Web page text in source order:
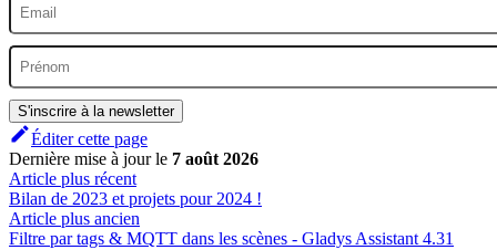
S'inscrire à la newsletter
Éditer cette page
Dernière mise à jourle 7 août 2026
Article plus récent
Bilan de 2023 et projets pour 2024 !
Article plus ancien
Filtre par tags & MQTT dans les scènes - Gladys Assistant 4.31